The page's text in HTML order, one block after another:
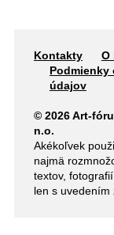
Kontakty
O
Podmienky
údajov
© 2026 Art-
n.o.
Akékoľvek
najmä
textov,
len s uvedením